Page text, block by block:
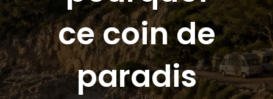
ce coin de
paradis